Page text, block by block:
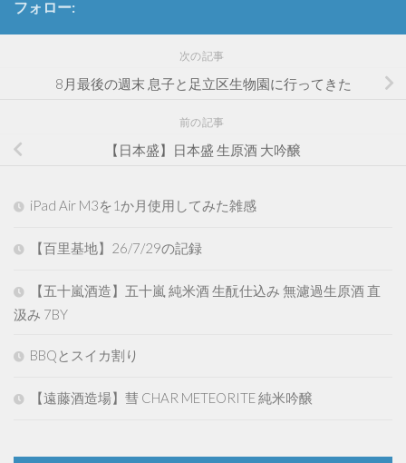
フォロー:
次の記事
8月最後の週末 息子と足立区生物園に行ってきた
前の記事
【日本盛】日本盛 生原酒 大吟醸
iPad Air M3を1か月使用してみた雑感
【百里基地】26/7/29の記録
【五十嵐酒造】五十嵐 純米酒 生酛仕込み 無濾過生原酒 直
汲み 7BY
BBQとスイカ割り
【遠藤酒造場】彗 CHAR METEORITE 純米吟醸